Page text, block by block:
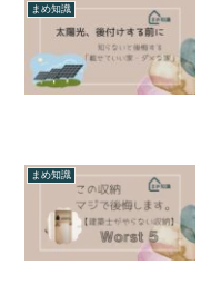
まめ知識
まめ知識